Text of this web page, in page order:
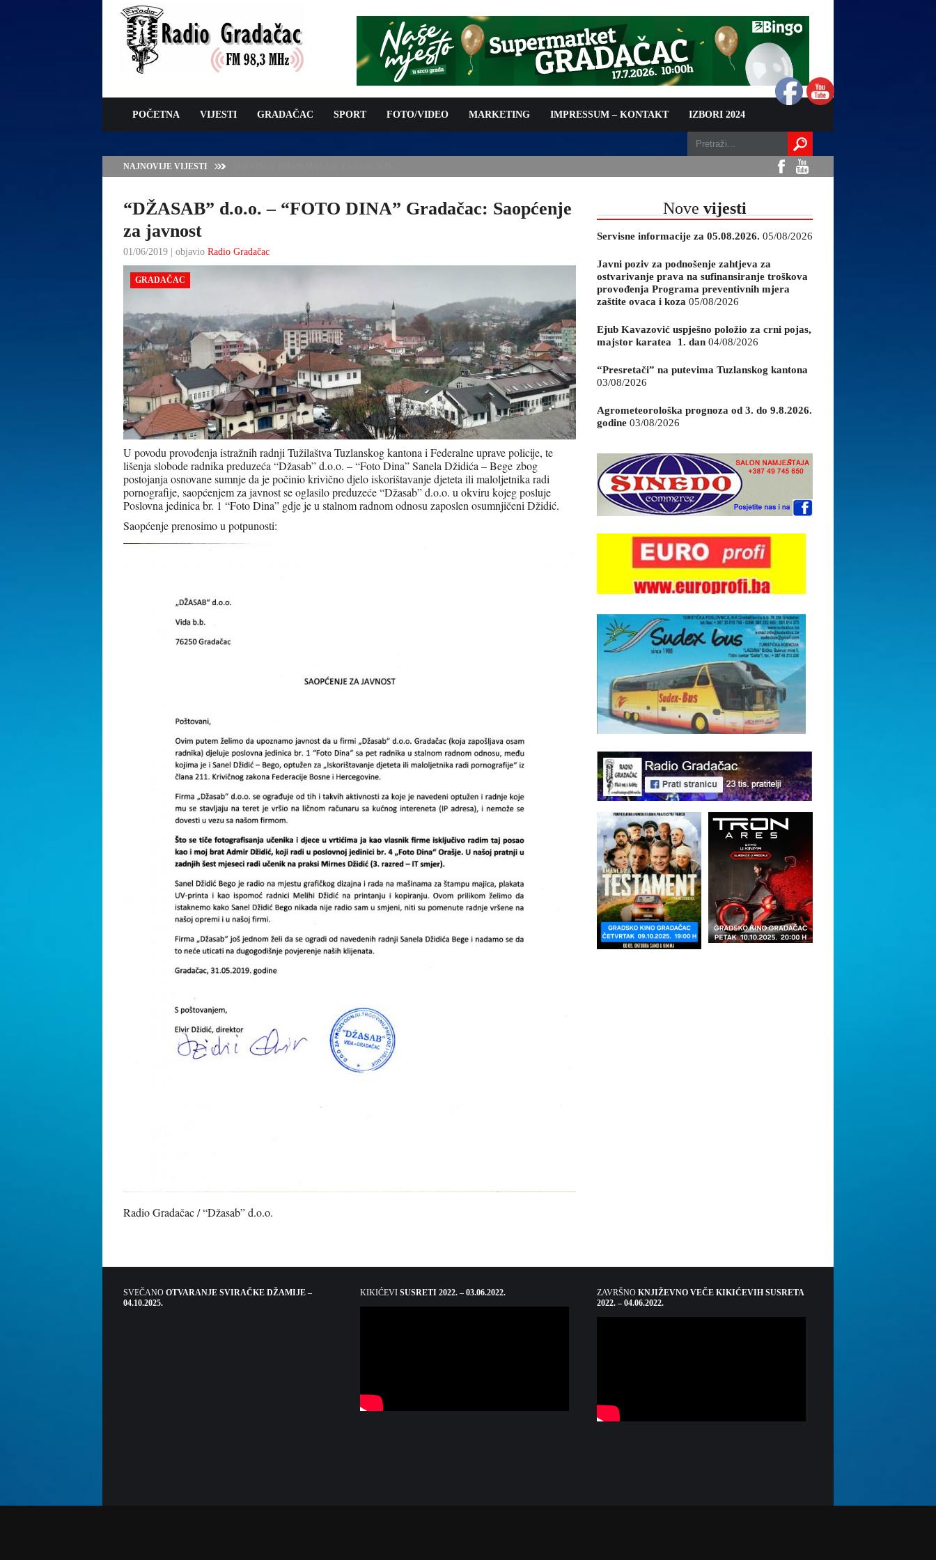
POČETNA VIJESTI GRADAČAC SPORT FOTO/VIDEO MARKETING IMPRESSUM – KONTAKT IZBORI 2024
NAJNOVIJE VIJESTI
SUFINANSIRANJE TROŠKOVA PROVOĐENJA PROGRAMA PREVENTIVNIH MJERA
“DŽASAB” d.o.o. – “FOTO DINA” Gradačac: Saopćenje
za javnost
01/06/2019 | objavio Radio Gradačac
GRADAČAC
U povodu provođenja istražnih radnji Tužilaštva Tuzlanskog kantona i Federalne uprave policije, te
lišenja slobode radnika preduzeća “Džasab” d.o.o. – “Foto Dina” Sanela Džidića – Bege zbog
postojanja osnovane sumnje da je počinio krivično djelo iskorištavanje djeteta ili maloljetnika radi
pornografije, saopćenjem za javnost se oglasilo preduzeće “Džasab” d.o.o. u okviru kojeg posluje
Poslovna jedinica br. 1 “Foto Dina” gdje je u stalnom radnom odnosu zaposlen osumnjičeni Džidić.
Saopćenje prenosimo u potpunosti:
Radio Gradačac / “Džasab” d.o.o.
Nove vijesti
Servisne informacije za 05.08.2026. 05/08/2026
Javni poziv za podnošenje zahtjeva za
ostvarivanje prava na sufinansiranje troškova
provođenja Programa preventivnih mjera
zaštite ovaca i koza 05/08/2026
Ejub Kavazović uspješno položio za crni pojas,
majstor karatea 1. dan 04/08/2026
“Presretači” na putevima Tuzlanskog kantona
03/08/2026
Agrometeorološka prognoza od 3. do 9.8.2026.
godine 03/08/2026
SVEČANO OTVARANJE SVIRAČKE DŽAMIJE –
04.10.2025.
KIKIĆEVI SUSRETI 2022. – 03.06.2022. ZAVRŠNO KNJIŽEVNO VEČE KIKIĆEVIH SUSRETA
2022. – 04.06.2022.